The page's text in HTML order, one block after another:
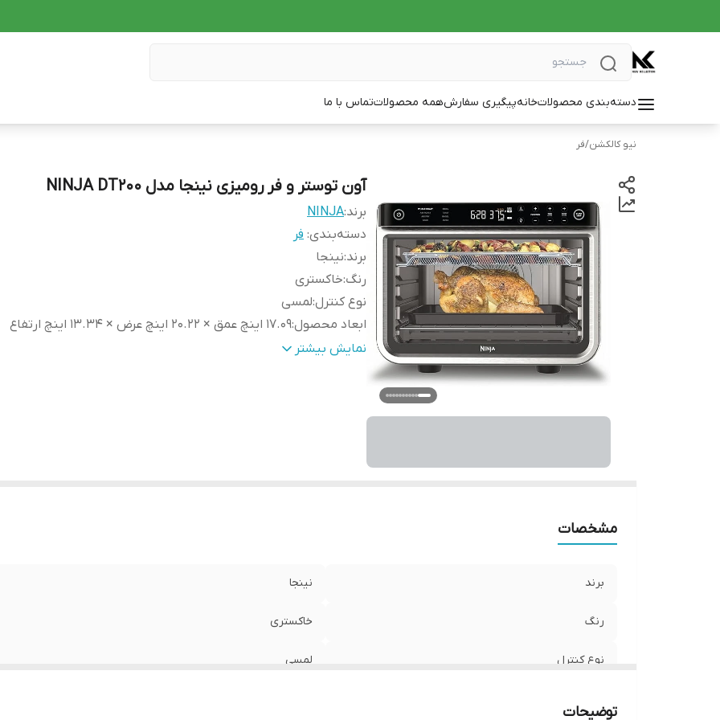
دسته‌بندی محصولاتخانهپیگیری سفارشهمه محصولاتتماس با ما
نیو کالکشن/فر
آون توستر و فر رومیزی نینجا مدل NINJA DT200
برند:NINJA
دسته‌بندی: فر
برند:نینجا
رنگ:خاکستری
نوع کنترل:لمسی
ابعاد محصول:۱۷.۰۹ اینچ عمق × ۲۰.۲۲ اینچ عرض × ۱۳.۳۴ اینچ ارتفاع
توان مصرفی:۱۸۰۰ واتنمایش بیشتر
مشخصات
برند نینجا
رنگ خاکستری
نوع کنترل لمسی
توضیحات